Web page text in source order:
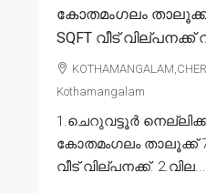
കോതമംഗലം താലൂക്ക്
SQFT വീട് വില്പനക്ക്
Kothamangalam
1.ചെറുവട്ടൂർ
കോതമംഗലം താലൂക്ക്
വീട് വില്പനക്ക്. 2.വില...